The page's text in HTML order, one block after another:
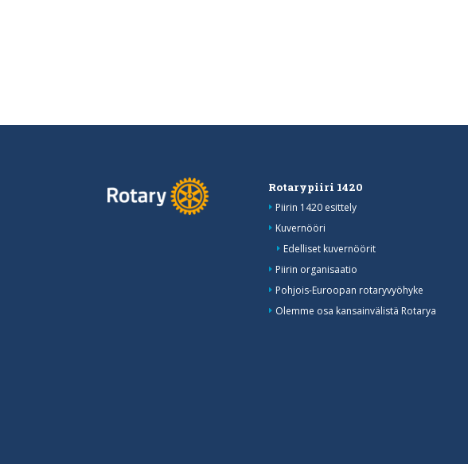
Rotarypiiri 1420
Piirin 1420 esittely
Kuvernööri
Edelliset kuvernöörit
Piirin organisaatio
Pohjois-Euroopan rotaryvyöhyke
Olemme osa kansainvälistä Rotarya